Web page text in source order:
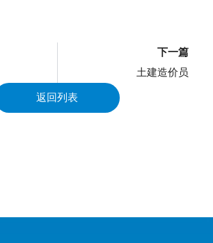
下一篇
土建造价员
返回列表